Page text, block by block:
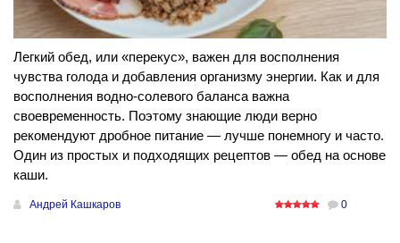
Легкий обед, или «перекус», важен для восполнения
чувства голода и добавления организму энергии. Как и для
восполнения водно-солевого баланса важна
своевременность. Поэтому знающие люди верно
рекомендуют дробное питание — лучше понемногу и часто.
Один из простых и подходящих рецептов — обед на основе
каши.
Андрей Кашкаров 0